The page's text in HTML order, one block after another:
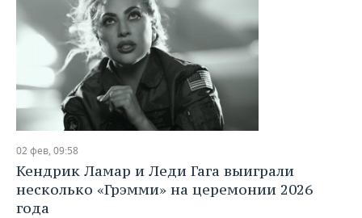
02 фев, 09:58
Кендрик Ламар и Леди Гага выиграли
несколько «Грэмми» на церемонии 2026
года